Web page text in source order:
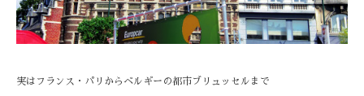
実はフランス・パリからベルギーの都市ブリュッセルまで